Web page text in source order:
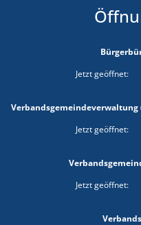
Klicken, um
Jetzt geöffnet:
Klicken, um
Jetzt geöffnet:
Klicken, um
Jetzt geöffnet: